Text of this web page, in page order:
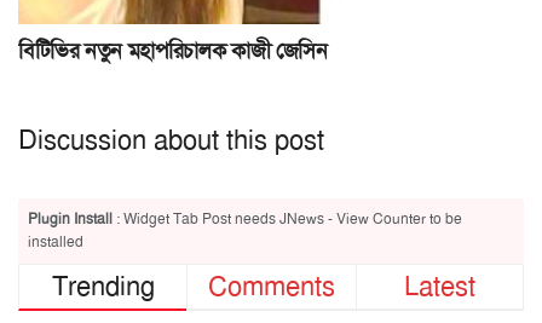
বিটিভির নতুন মহাপরিচালক কাজী জেসিন
Discussion about this post
Plugin Install : Widget Tab Post needs JNews - View Counter to be
installed
Trending Comments Latest